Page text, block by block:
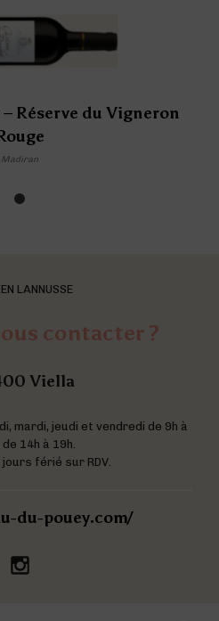
Réserve du Vigneron
Madiran
LANNUSSE
contacter ?
Viella
mardi, jeudi et vendredi de 9h à
14h à 19h.
férié sur RDV.
du-pouey.com/